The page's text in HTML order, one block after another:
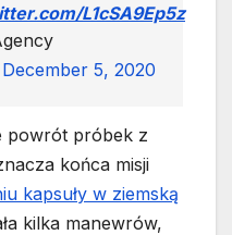
L1cSA9Ep5z
December 5, 2020
powrót próbek z
końca misji
kapsuły w ziemską
kilka manewrów,